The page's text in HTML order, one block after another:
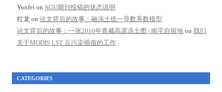
Yunfei on AGU期刊投稿的状态说明
红龙 on 论文背后的故事：融冻土统一导数系数模型
论文背后的故事：一张2010年青藏高原冻土图 | 南宅自留地 on 我们
关于MODIS LST 云污染插值的工作
CATEGORIES